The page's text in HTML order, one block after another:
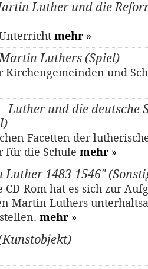
Luther und die
mehr »
Luthers (Spiel)
Kirchengemeinden und
Luther und die deutsche
Facetten der
die Schule mehr »
Luther 1483-1546"
Rom hat es sich zur
Martin Luthers
mehr »